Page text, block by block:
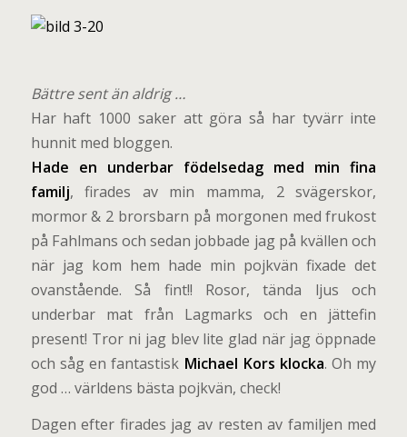
Bättre sent än aldrig …
Har haft 1000 saker att göra så har tyvärr inte
hunnit med bloggen.
Hade en underbar födelsedag med min fina
familj, firades av min mamma, 2 svägerskor,
mormor & 2 brorsbarn på morgonen med frukost
på Fahlmans och sedan jobbade jag på kvällen och
när jag kom hem hade min pojkvän fixade det
ovanstående. Så fint!! Rosor, tända ljus och
underbar mat från Lagmarks och en jättefin
present! Tror ni jag blev lite glad när jag öppnade
och såg en fantastisk Michael Kors klocka. Oh my
god … världens bästa pojkvän, check!
Dagen efter firades jag av resten av familjen med